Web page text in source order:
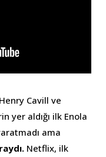
Cavill ve
yer aldığı ilk Enola
ama
Netflix, ilk